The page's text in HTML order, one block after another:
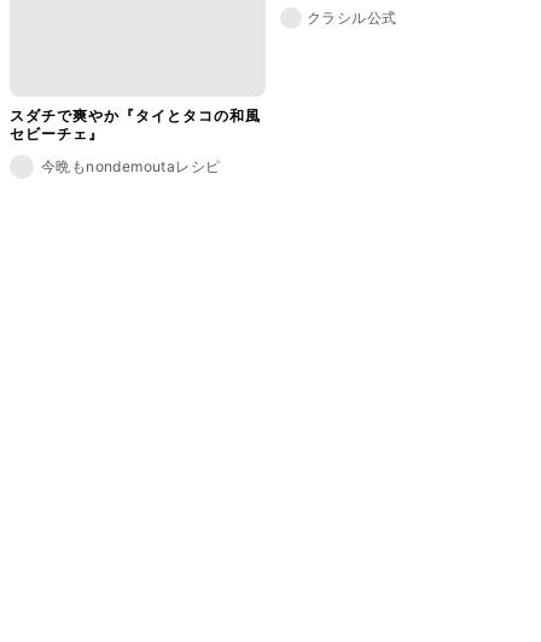
スダチで爽やか『タイとタコの和風
セビーチェ』
今晩もnondemoutaレシピ
クラシル公式